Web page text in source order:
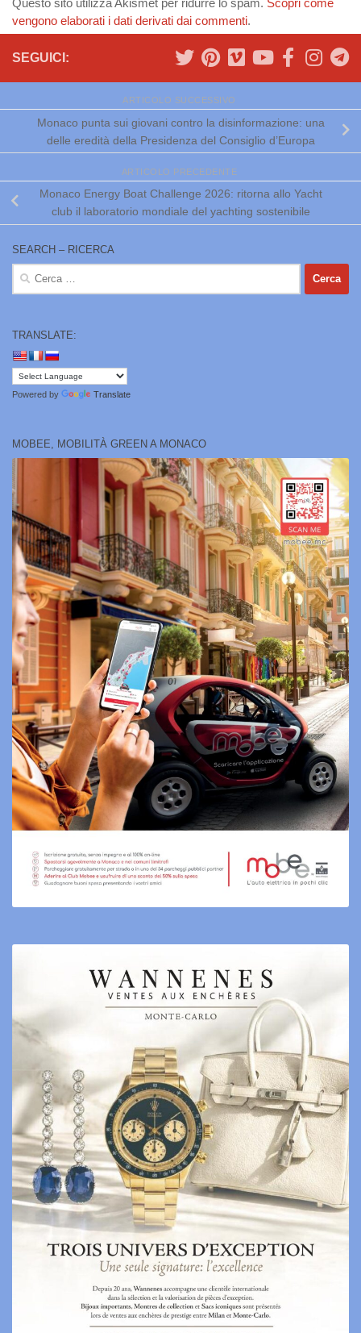
Questo sito utilizza Akismet per ridurre lo spam. Scopri come
vengono elaborati i dati derivati dai commenti.
SEGUICI:
ARTICOLO SUCCESSIVO
Monaco punta sui giovani contro la disinformazione: una
delle eredità della Presidenza del Consiglio d’Europa
ARTICOLO PRECEDENTE
Monaco Energy Boat Challenge 2026: ritorna allo Yacht
club il laboratorio mondiale del yachting sostenibile
SEARCH – RICERCA
Ricerca
TRANSLATE:
Powered by Translate
MOBEE, MOBILITÀ GREEN A MONACO